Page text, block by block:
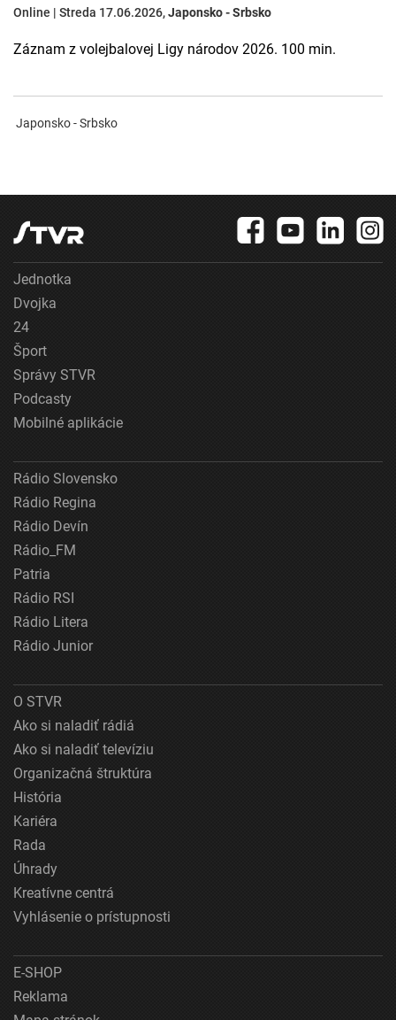
Online | Streda 17.06.2026,Japonsko - Srbsko
Záznam z volejbalovej Ligy národov 2026. 100 min.
Japonsko - Srbsko
Jednotka
Dvojka
24
Šport
Správy STVR
Podcasty
Mobilné aplikácie
Rádio Slovensko
Rádio Regina
Rádio Devín
Rádio_FM
Patria
Rádio RSI
Rádio Litera
Rádio Junior
O STVR
Ako si naladiť rádiá
Ako si naladiť televíziu
Organizačná štruktúra
História
Kariéra
Rada
Úhrady
Kreatívne centrá
Vyhlásenie o prístupnosti
E-SHOP
Reklama